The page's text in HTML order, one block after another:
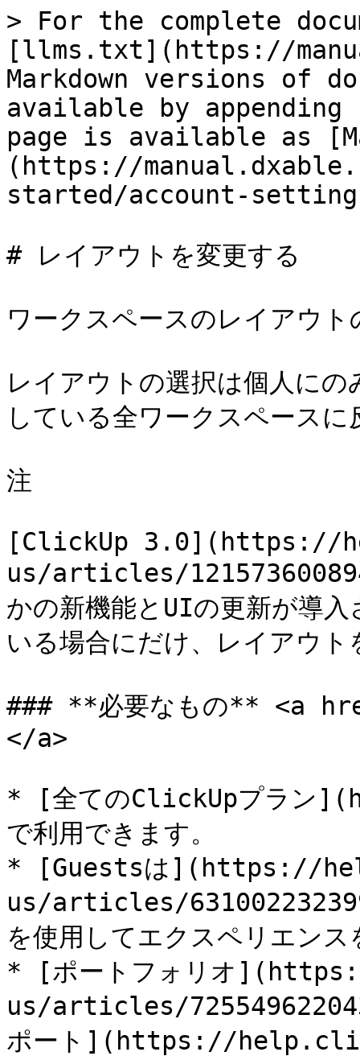
> For the complete
[llms.txt](https://
Markdown versions of
available by
page is available as
(https://
started/account-
# レイアウトを変更する
ワークスペースのレイアウ
レイアウトの選択は個人に
している全ワークスペースに
注
[ClickUp 3.0](https://
us/articles/
かの新機能とUIの更新が導
いる場合にだけ、レイアウ
### **必要なもの** <a
</a>
* [全てのClickUpプラ
で利用できます。
* [Guestsは](https://
us/articles/
を使用してエクスペリエン
* [ポートフォリオ
us/articles/
ポート](https://